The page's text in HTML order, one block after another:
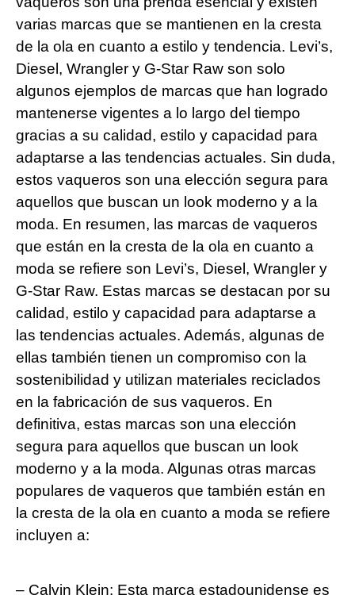
varias marcas que se mantienen en la cresta​
de la⁢ ola ⁤en cuanto a estilo y tendencia. Levi’s,
Diesel, Wrangler y G-Star Raw son solo
algunos​ ejemplos de marcas que han logrado⁢
mantenerse vigentes a lo ‍largo del⁤ tiempo
gracias a su calidad, estilo ‌y capacidad para⁣
adaptarse a las tendencias‍ actuales. Sin duda,
estos vaqueros son una elección segura para
aquellos que buscan un look moderno y a la
moda. En resumen, las marcas de vaqueros
que están en la cresta de la ola en cuanto a
moda se refiere son Levi’s, Diesel, Wrangler y
G-Star Raw. Estas marcas se destacan por su
calidad, estilo y capacidad para ‍adaptarse a‌
las tendencias actuales. Además, algunas de
ellas también tienen un compromiso⁤ con la
sostenibilidad y utilizan materiales‍ reciclados
en la fabricación de sus vaqueros. En
definitiva, estas⁤ marcas son una elección
segura para aquellos que buscan un look​
moderno y a la moda. Algunas ⁢otras marcas
populares de vaqueros que también están en
la cresta de la ola ​en cuanto a moda⁣ se refiere
incluyen a:
– Calvin Klein: Esta ‍marca estadounidense⁢ es